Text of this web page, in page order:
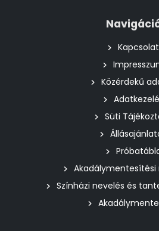
Kapcsolat
Közérdekű
Süti
Akadálymentesítési
Színházi nevelés és